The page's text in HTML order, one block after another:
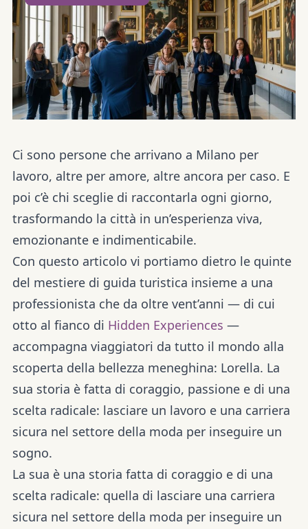
Ci sono persone che arrivano a Milano per
lavoro, altre per amore, altre ancora per caso. E
poi c’è chi sceglie di raccontarla ogni giorno,
trasformando la città in un’esperienza viva,
emozionante e indimenticabile.
Con questo articolo vi portiamo dietro le quinte
del mestiere di guida turistica insieme a una
professionista che da oltre vent’anni — di cui
otto al fianco di Hidden Experiences —
accompagna viaggiatori da tutto il mondo alla
scoperta della bellezza meneghina: Lorella. La
sua storia è fatta di coraggio, passione e di una
scelta radicale: lasciare un lavoro e una carriera
sicura nel settore della moda per inseguire un
sogno.
La sua è una storia fatta di coraggio e di una
scelta radicale: quella di lasciare una carriera
sicura nel settore della moda per inseguire un